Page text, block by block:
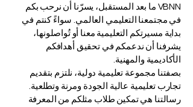
VBNN ما بعد المستقبل، يسرّنا أن نرحب بكم
في مجتمعنا التعليمي العالمي. سواءً كنتم في
بداية مسيرتكم التعليمية معنا أو تُواصلونها،
يشرفنا أن ندعمكم في تحقيق أهدافكم
الأكاديمية والمهنية.
بصفتنا مجموعة تعليمية دولية، نلتزم بتقديم
تجارب تعليمية عالية الجودة ومرنة وتطلعية.
رسالتنا هي تمكين طلاب مثلكم من المعرفة